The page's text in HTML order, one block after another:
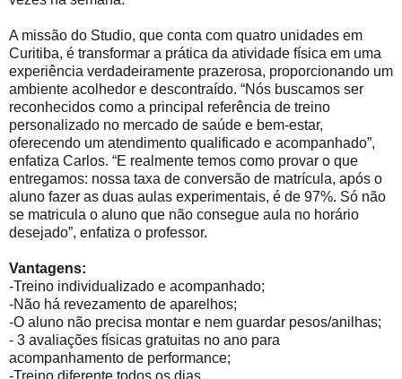
A missão do Studio, que conta com quatro unidades em
Curitiba, é transformar a prática da atividade física em uma
experiência verdadeiramente prazerosa, proporcionando um
ambiente acolhedor e descontraído. “Nós buscamos ser
reconhecidos como a principal referência de treino
personalizado no mercado de saúde e bem-estar,
oferecendo um atendimento qualificado e acompanhado”,
enfatiza Carlos. “E realmente temos como provar o que
entregamos: nossa taxa de conversão de matrícula, após o
aluno fazer as duas aulas experimentais, é de 97%. Só não
se matricula o aluno que não consegue aula no horário
desejado”, enfatiza o professor.
Vantagens:
-Treino individualizado e acompanhado;
-Não há revezamento de aparelhos;
-O aluno não precisa montar e nem guardar pesos/anilhas;
- 3 avaliações físicas gratuitas no ano para
acompanhamento de performance;